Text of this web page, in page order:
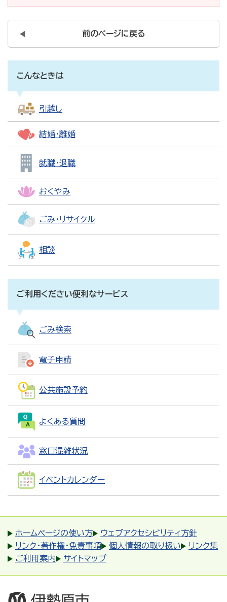
前のページに戻る
こんなときは
引越し
結婚・離婚
就職・退職
おくやみ
ごみ・リサイクル
相談
ご利用ください便利なサービス
ごみ検索
電子申請
公共施設予約
よくある質問
窓口混雑状況
イベントカレンダー
ホームページの使い方
ウェブアクセシビリティ方針
リンク・著作権・免責事項
個人情報の取り扱い
リンク集
ご利用案内
サイトマップ